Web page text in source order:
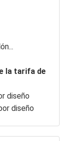
la tarifa de
diseño
diseño